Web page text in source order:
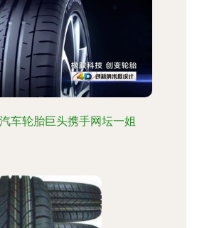
车轮胎巨头携手网坛一姐